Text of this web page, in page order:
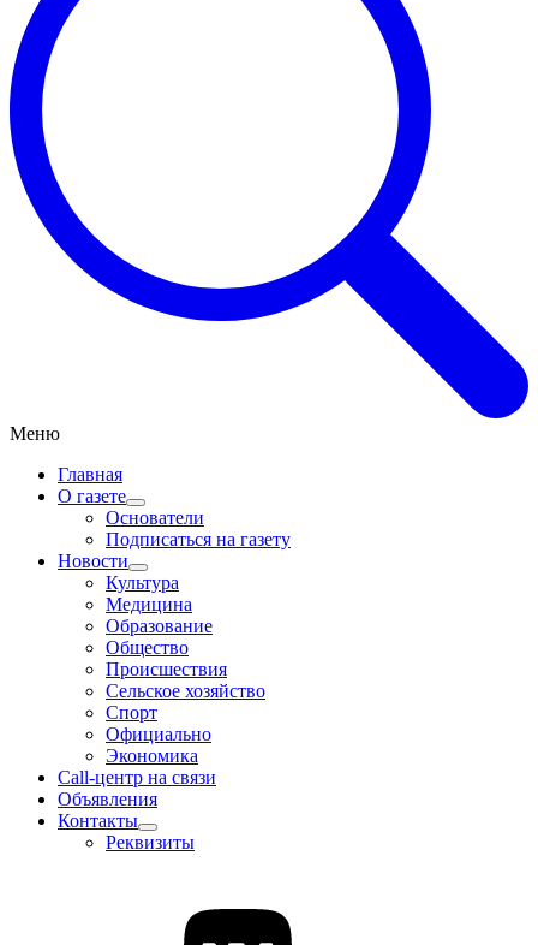
Меню
Главная
О газете
Основатели
Подписаться на газету
Новости
Культура
Медицина
Образование
Общество
Происшествия
Сельское хозяйство
Спорт
Официально
Экономика
Call-центр на связи
Объявления
Контакты
Реквизиты